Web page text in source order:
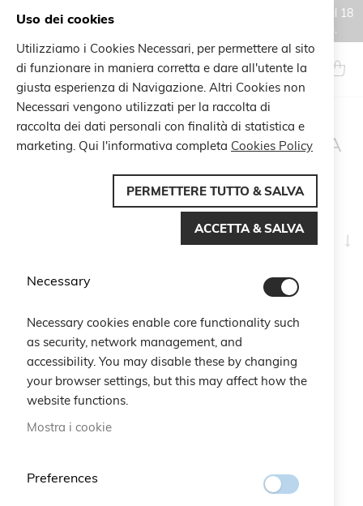
Gli ordini effettuati durante il periodo di chiusura estiva, dal 6 al 18
agosto, saranno processati e spediti a partire dal 19 agosto.
Salta
al
contenuto
Search
RISULTATI DI RICERCA
PERCH'
elementi
zodiaco pesco
zodiaco perla
Termini di ricerca correlati
zodiaco scoprire
perch fluo
Uso dei cookies
Utilizziamo i Cookies Necessari, per permettere al sito
di funzionare in maniera corretta e dare all'utente la
giusta esperienza di Navigazione. Altri Cookies non
Necessari vengono utilizzati per la raccolta di
raccolta dei dati personali con finalità di statistica e
marketing. Qui l'informativa completa Cookies Policy
PERMETTERE TUTTO & SALVA
ACCETTA & SALVA
Necessary
Necessary cookies enable core functionality such
as security, network management, and
accessibility. You may disable these by changing
your browser settings, but this may affect how the
website functions.
Mostra i cookie
Preferences